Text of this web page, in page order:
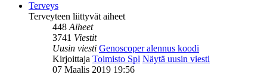
Terveys
Terveyteen liittyvät aiheet
448Aiheet
3741 Viestit
Uusin viesti Genoscoper alennus koodi
Kirjoittaja Toimisto Spl Näytä uusin viesti
07 Maalis 2019 19:56